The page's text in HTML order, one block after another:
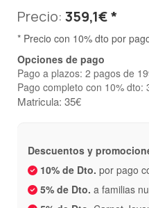
Precio: 359,1€ *
* Precio con 10% dto por
Opciones de pago
Pago a plazos: 2 pagos de
Pago completo con 10% dto:
Matricula: 35€
Descuentos y
10% de Dto. por pago
5% de Dto. a familias